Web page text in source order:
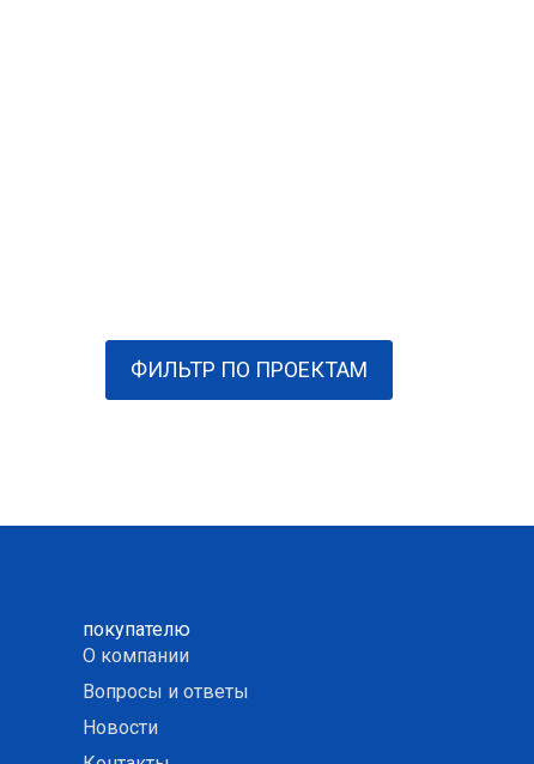
ФИЛЬТР ПО ПРОЕКТАМ
покупателю
О компании
Вопросы и ответы
Новости